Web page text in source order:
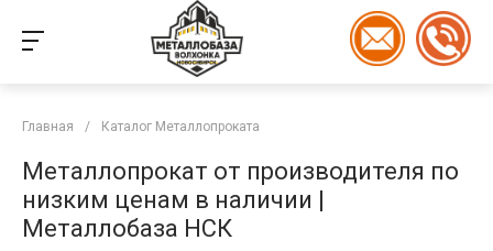
Главная / Каталог Металлопроката
Металлопрокат от производителя по
низким ценам в наличии |
Металлобаза НСК